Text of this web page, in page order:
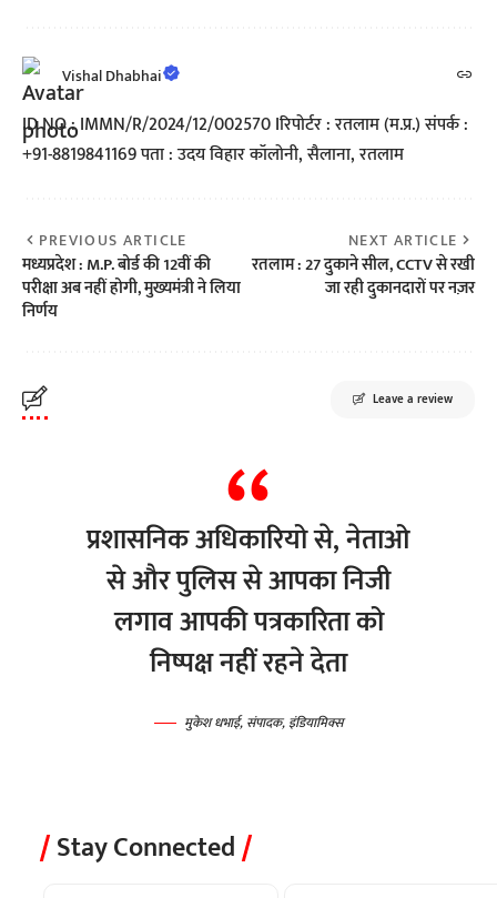
Vishal Dhabhai
ID NO : IMMN/R/2024/12/002570 Iरिपोर्टर : रतलाम (म.प्र.) संपर्क :
+91-8819841169 पता : उदय विहार कॉलोनी, सैलाना, रतलाम
PREVIOUS ARTICLE
मध्यप्रदेश : M.P. बोर्ड की 12वीं की
परीक्षा अब नहीं होगी, मुख्यमंत्री ने लिया
निर्णय
NEXT ARTICLE
रतलाम : 27 दुकाने सील, CCTV से रखी
जा रही दुकानदारों पर नज़र
Leave a review
प्रशासनिक अधिकारियो से, नेताओ
से और पुलिस से आपका निजी
लगाव आपकी पत्रकारिता को
निष्पक्ष नहीं रहने देता
मुकेश धभाई, संपादक, इंडियामिक्स
Stay Connected